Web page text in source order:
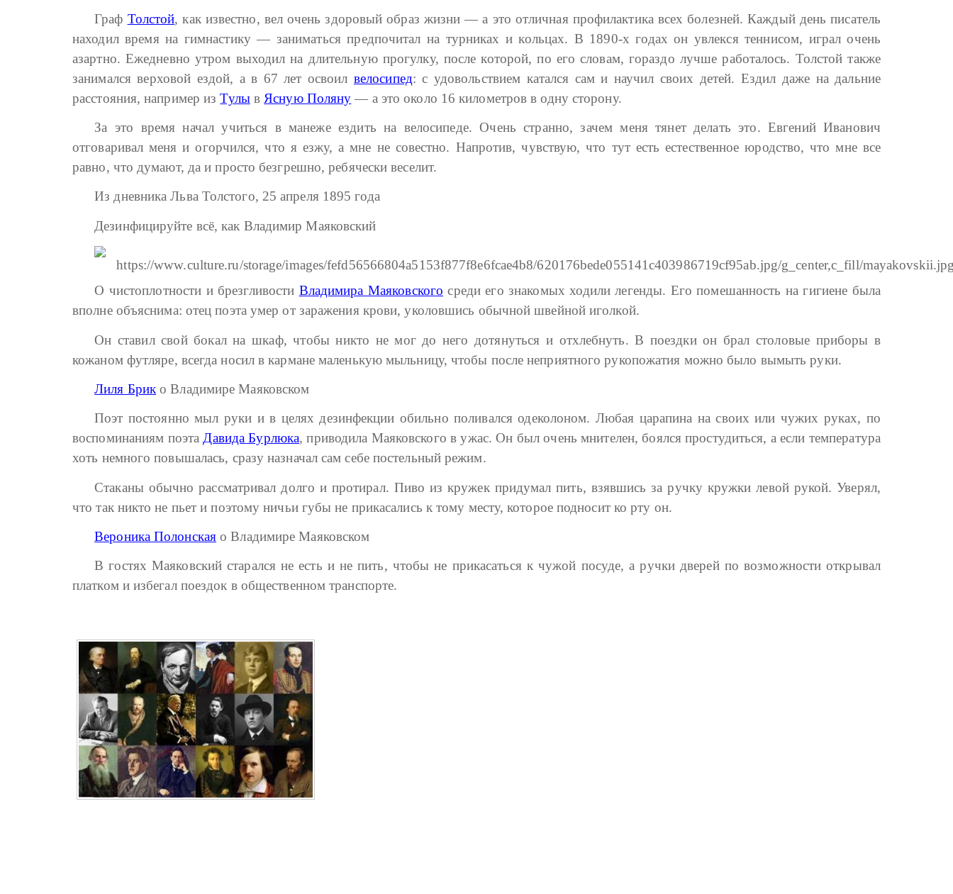
Граф Толстой, как известно, вел очень здоровый образ жизни — а это отличная профилактика всех болезней. Каждый день писатель
находил время на гимнастику — заниматься предпочитал на турниках и кольцах. В 1890-х годах он увлекся теннисом, играл очень
азартно. Ежедневно утром выходил на длительную прогулку, после которой, по его словам, гораздо лучше работалось. Толстой также
занимался верховой ездой, а в 67 лет освоил велосипед: с удовольствием катался сам и научил своих детей. Ездил даже на дальние
расстояния, например изТулыв Ясную Поляну — а это около 16 километров в одну сторону.
За это время начал учиться в манеже ездить на велосипеде. Очень странно, зачем меня тянет делать это. Евгений Иванович
отговаривал меня и огорчился, что я езжу, а мне не совестно. Напротив, чувствую, что тут есть естественное юродство, что мне все
равно, что думают, да и просто безгрешно, ребячески веселит.
Из дневника Льва Толстого, 25 апреля 1895 года
Дезинфицируйте всё, как Владимир Маяковский
О чистоплотности и брезгливости Владимира Маяковского среди его знакомых ходили легенды. Его помешанность на гигиене была
вполне объяснима: отец поэта умер от заражения крови, уколовшись обычной швейной иголкой.
Он ставил свой бокал на шкаф, чтобы никто не мог до него дотянуться и отхлебнуть. В поездки он брал столовые приборы в
кожаном футляре, всегда носил в кармане маленькую мыльницу, чтобы после неприятного рукопожатия можно было вымыть руки.
Лиля Брик о Владимире Маяковском
Поэт постоянно мыл руки и в целях дезинфекции обильно поливался одеколоном. Любая царапина на своих или чужих руках, по
воспоминаниям поэтаДавида Бурлюка, приводила Маяковского в ужас. Он был очень мнителен, боялся простудиться, а если температура
хоть немного повышалась, сразу назначал сам себе постельный режим.
Стаканы обычно рассматривал долго и протирал. Пиво из кружек придумал пить, взявшись за ручку кружки левой рукой. Уверял,
что так никто не пьет и поэтому ничьи губы не прикасались к тому месту, которое подносит ко рту он.
Вероника Полонская о Владимире Маяковском
В гостях Маяковский старался не есть и не пить, чтобы не прикасаться к чужой посуде, а ручки дверей по возможности открывал
платком и избегал поездок в общественном транспорте.